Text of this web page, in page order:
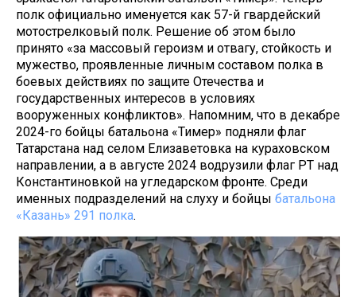
полк официально именуется как 57-й гвардейский
мотострелковый полк. Решение об этом было
принято «за массовый героизм и отвагу, стойкость и
мужество, проявленные личным составом полка в
боевых действиях по защите Отечества и
государственных интересов в условиях
вооруженных конфликтов». Напомним, что в декабре
2024-го бойцы батальона «Тимер» подняли флаг
Татарстана над селом Елизаветовка на кураховском
направлении, а в августе 2024 водрузили флаг РТ над
Константиновкой на угледарском фронте. Среди
именных подразделений на слуху и бойцы батальона
«Казань» 291 полка.